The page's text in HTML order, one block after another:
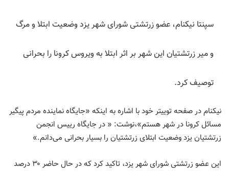
سپنتا نیکنام، عضو زرتشتی شورای شهر یزد وضعیت ابتلا و مرگ
و میر زرتشتیان این شهر بر اثر ابتلا به ویروس کرونا را بحرانی
توصیف کرد.
نیکنام در صفحه توییتر خود با اشاره به اینکه «جایگاه نماینده مردم پیگیر
مسائل کرونا در شهر هستم»،نوشت: « در جایگاه رییس انجمن
زرتشتیان یزد وضعیت ابتلای زرتشتیان را بسیار بحرانی می‌دانم.»
این عضو زرتشتی شورای شهر یزد، تاکید کرد که در حال حاضر ۳۰ درصد